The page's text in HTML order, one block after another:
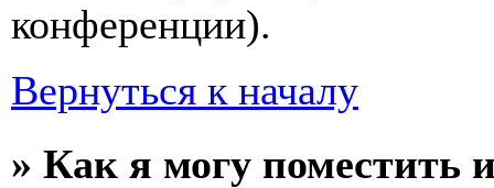
конференции).
Вернуться к началу
» Как я могу поместить